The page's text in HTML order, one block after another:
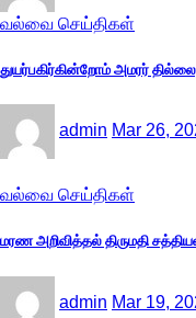
வல்வை செய்திகள்
துயர்பகிர்கின்றோம் அமரர்
admin Mar 26,
வல்வை செய்திகள்
மரண அறிவித்தல் திருமதி
admin Mar 19,